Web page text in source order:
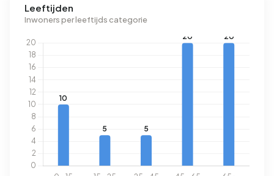
Leeftijden
Inwoners per leeftijds categorie